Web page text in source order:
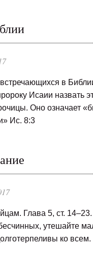
в
Исаии назвать
Оно означает
Ис. 8:3
Глава 5, ст.
утешайте
ко всем.